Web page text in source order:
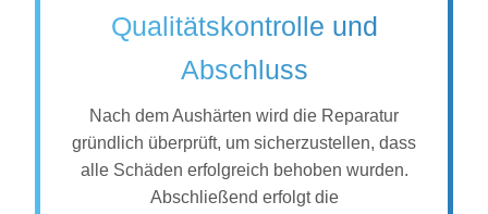
Qualitätskontrolle und
Abschluss
Nach dem Aushärten wird die Reparatur
gründlich überprüft, um sicherzustellen, dass
alle Schäden erfolgreich behoben wurden.
Abschließend erfolgt die